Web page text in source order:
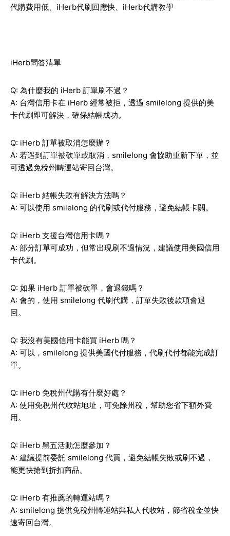
代購費用低、iHerb代刷回應快、iHerb代購教學
iHerb問答清單
Q: 為什麼我的 iHerb 訂單刷不過？
A: 台灣信用卡在 iHerb 經常被拒，透過 smilelong 提供的美
卡代刷即可解決，確保結帳成功。
Q: iHerb 訂單被取消怎麼辦？
A: 若遇到訂單被砍單或取消，smilelong 會協助重新下單，並
可透過免稅州轉運站寄回台灣。
Q: iHerb 結帳失敗有解決方法嗎？
A: 可以使用 smilelong 的代刷或代付服務，避免結帳卡關。
Q: iHerb 支援台灣信用卡嗎？
A: 部分訂單可成功，但常出現刷不過情況，建議使用美國信用
卡代刷。
Q: 如果 iHerb 訂單被砍單，會退錢嗎？
A: 會的，使用 smilelong 代刷代購，訂單失敗後款項會退
回。
Q: 我沒有美國信用卡能買 iHerb 嗎？
A: 可以，smilelong 提供美國代付服務，代刷代付都能完成訂
單。
Q: iHerb 免稅州代購有什麼好處？
A: 使用免稅州代收站地址，可免除州稅，幫助您省下額外費
用。
Q: iHerb 黑五活動怎麼參加？
A: 建議提前委託 smilelong 代買，避免結帳失敗或刷不過，
能更快搶到折扣商品。
Q: iHerb 有推薦的轉運站嗎？
A: smilelong 提供免稅州轉運站與私人代收站，節省稅金並快
速寄回台灣。